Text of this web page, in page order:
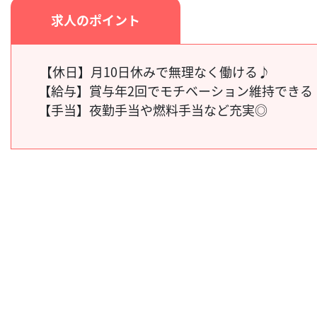
求人のポイント
【休日】月10日休みで無理なく働ける♪
【給与】 賞与年2回でモチベーション維持できる
【手当】 夜勤手当や燃料手当など充実◎